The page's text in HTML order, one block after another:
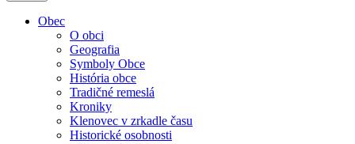
Obec
O obci
Geografia
Symboly Obce
História obce
Tradičné remeslá
Kroniky
Klenovec v zrkadle času
Historické osobnosti